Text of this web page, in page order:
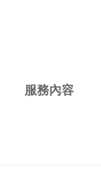
服務內容